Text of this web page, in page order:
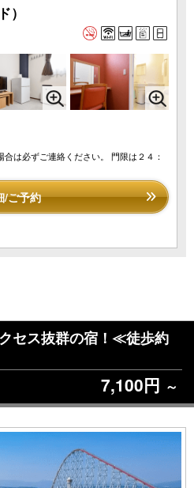
）
は必ずご連絡ください。 門限は２４：
/ご予約
セス抜群の宿！≪徒歩約
7,100円 ～